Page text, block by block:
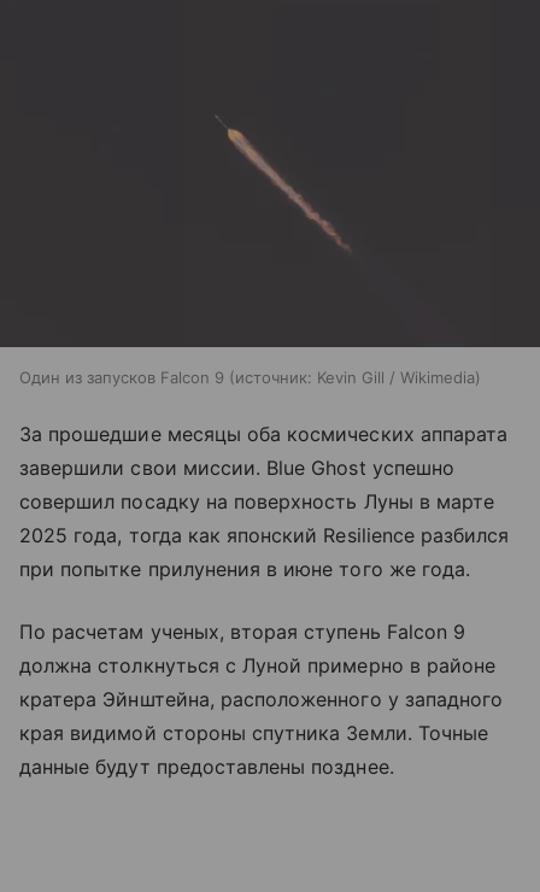
Один из запусков Falcon 9 источник: Kevin Gill / Wikimedia
За прошедшие месяцы оба космических аппарата
завершили свои миссии. Blue Ghost успешно
совершил посадку на поверхность Луны в марте
2025 года, тогда как японский Resilience разбился
при попытке прилунения в июне того же года.
По расчетам ученых, вторая ступень Falcon 9
должна столкнуться с Луной примерно в районе
кратера Эйнштейна, расположенного у западного
края видимой стороны спутника Земли. Точные
данные будут предоставлены позднее.